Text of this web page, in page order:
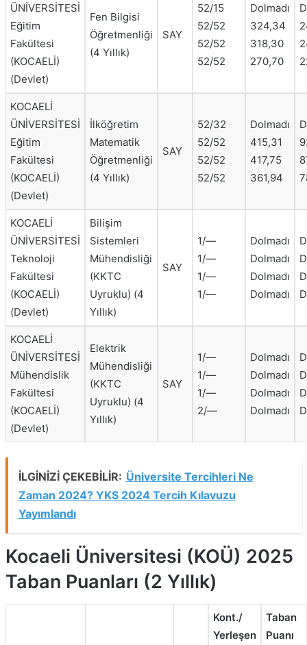
ÜNİVERSİTESİ
Eğitim
Fakültesi
(KOCAELİ)
(Devlet)
Fen Bilgisi
Öğretmenliği
(4 Yıllık)
SAY
52/15
52/52
52/52
52/52
Dolmadı
324,34
318,30
270,70
KOCAELİ
ÜNİVERSİTESİ
Eğitim
Fakültesi
(KOCAELİ)
(Devlet)
İlköğretim
Matematik
Öğretmenliği
(4 Yıllık)
SAY
52/32
52/52
52/52
52/52
Dolmadı
415,31
417,75
361,94
KOCAELİ
ÜNİVERSİTESİ
Teknoloji
Fakültesi
(KOCAELİ)
(Devlet)
Bilişim
Sistemleri
Mühendisliği
(KKTC
Uyruklu) (4
Yıllık)
SAY
1/—
1/—
1/—
1/—
Dolmadı
Dolmadı
Dolmadı
Dolmadı
KOCAELİ
ÜNİVERSİTESİ
Mühendislik
Fakültesi
(KOCAELİ)
(Devlet)
Elektrik
Mühendisliği
(KKTC
Uyruklu) (4
Yıllık)
SAY
1/—
1/—
1/—
2/—
Dolmadı
Dolmadı
Dolmadı
Dolmadı
İLGİNİZİ ÇEKEBİLİR: Üniversite Tercihleri Ne
Zaman 2024? YKS 2024 Tercih Kılavuzu
Yayımlandı
Kocaeli Üniversitesi (KOÜ) 2025
Taban Puanları (2 Yıllık)
Kont./
Yerleşen
Taban
Puanı